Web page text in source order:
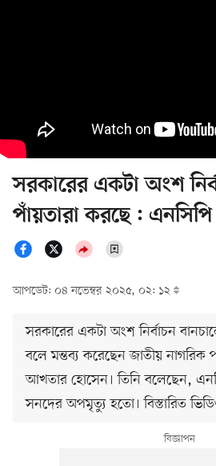
সরকারের একটা অংশ
পাঁয়তারা করছে : এনসিপি
আপডেট: ০৪ নভেম্বর ২০২৫, ০২: ১২
সরকারের একটা অংশ নির্বাচন
বলে মন্তব্য করেছেন জাতীয় নাগরিক
আখতার হোসেন। তিনি বলেছেন,
সনদের অপমৃত্যু হতো। বিস্তারিত